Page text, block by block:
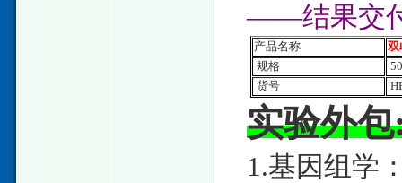
——结果交
产品名称
双
规格
货号
实验外
1.基因组学